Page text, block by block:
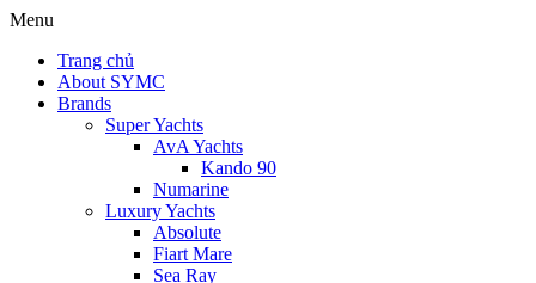
Menu
Trang chủ
About SYMC
Brands
Super Yachts
AvA Yachts
Kando 90
Numarine
Luxury Yachts
Absolute
Fiart Mare
Sea Ray